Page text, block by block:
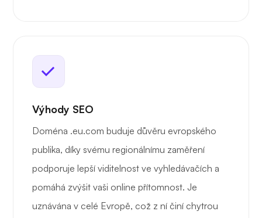
Výhody SEO
Doména .eu.com buduje důvěru evropského
publika, díky svému regionálnímu zaměření
podporuje lepší viditelnost ve vyhledávačích a
pomáhá zvýšit vaši online přítomnost. Je
uznávána v celé Evropě, což z ní činí chytrou